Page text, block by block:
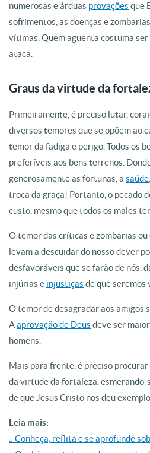
numerosas e árduas provações que
sofrimentos, as doenças e
vítimas. Quem aguenta costuma
ataca.
Graus da virtude da
Primeiramente, é preciso lutar,
diversos temores que se opõem ao
temor da fadiga e perigo. Todos os
preferíveis aos bens terrenos.
generosamente as fortunas, a saúde
troca da graça! Portanto, o pecado
custo, mesmo que todos os males
O temor das críticas e zombarias ou
levam a descuidar do nosso dever
desfavoráveis que se farão de nós,
injúrias e injustiças de que seremos
O temor de desagradar aos amigos
Aaprovação de Deus deve ser
homens.
Mais para frente, é preciso
da virtude da fortaleza,
de que Jesus Cristo nos deu
Leia mais:
.: Conheça, reflita e se aprofunde